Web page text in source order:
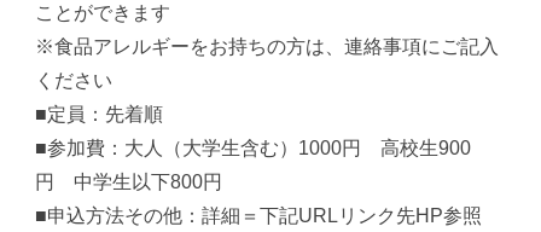
ことができます
※食品アレルギーをお持ちの方は、連絡事項にご記入
ください
■定員：先着順
■参加費：大人（大学生含む）1000円 高校生900
円 中学生以下800円
■申込方法その他：詳細＝下記URLリンク先HP参照